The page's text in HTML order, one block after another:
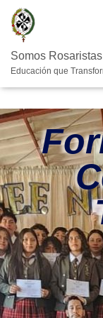
Somos Rosaristas
Educación que